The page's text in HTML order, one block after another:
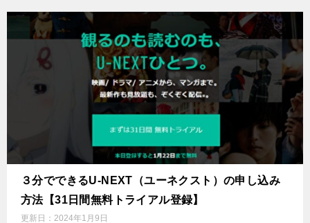
３分でできるU-NEXT（ユーネクスト）の申し込み
方法【31日間無料トライアル登録】
更新日： 2024年1月9日